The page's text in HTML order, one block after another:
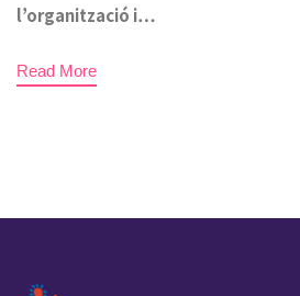
l’organització i…
Read More